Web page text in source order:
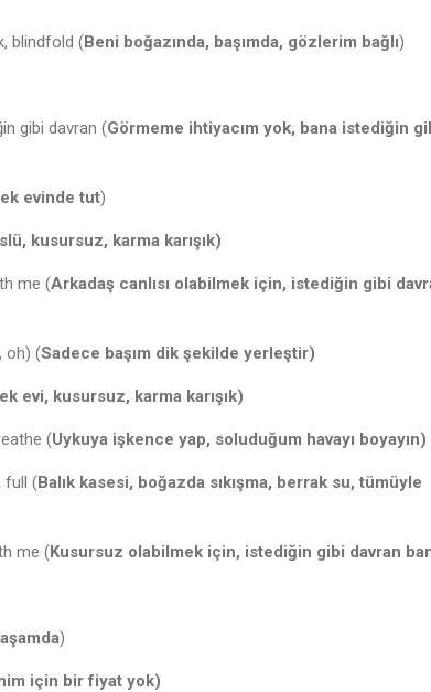
blindfold (Beni boğazında, başımda, gözlerim bağlı)
gibi davran (Görmeme ihtiyacım yok, bana istediğin
evinde tut)
kusursuz, karma karışık)
me (Arkadaş canlısı olabilmek için, istediğin gibi
oh) (Sadece başım dik şekilde yerleştir)
evi, kusursuz, karma karışık)
(Uykuya işkence yap, soluduğum havayı boyayın)
full (Balık kasesi, boğazda sıkışma, berrak su, tümüyle
me (Kusursuz olabilmek için, istediğin gibi davran
)
için bir fiyat yok)